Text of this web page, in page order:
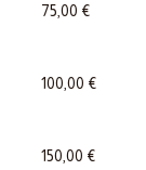
75,00 €
100,00 €
150,00 €